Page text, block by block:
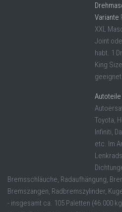
Variante
XXL
Joint
habt. 1
King
geeignet.
Toyota,
Infiniti,
etc. Im
Bremsschläuche, Radaufhängung,
Bremszangen, Radbremszylinder,
- insgesamt ca. 105 Paletten (46.000